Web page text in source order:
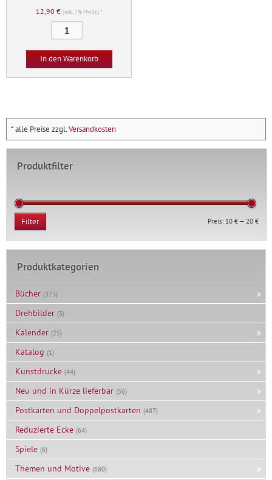
12,90 € (inkl. 7% MwSt.) *
gehen
Menge
In den Warenkorb
* alle Preise zzgl.Versandkosten
Produktfilter
Min.
Max.
Filter Preis: 10 € — 20 €
Produktkategorien
Bücher (373)
Drehbilder (3)
Kalender (25)
Katalog (1)
Kunstdrucke (44)
Neu und in Kürze lieferbar (56)
Postkarten und Doppelpostkarten (487)
Reduzierte Ecke (64)
Spiele (6)
Themen und Motive (680)